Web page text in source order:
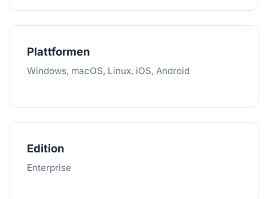
Plattformen
Windows, macOS, Linux, iOS, Android
Edition
Enterprise